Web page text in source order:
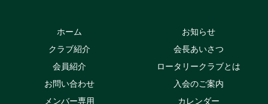
ホーム
お知らせ
クラブ紹介
会長あいさつ
会員紹介
ロータリークラブとは
お問い合わせ
入会のご案内
メンバー専用
カレンダー